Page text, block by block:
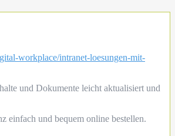
workplace/intranet-loesungen-mit-
und Dokumente leicht aktualisiert und
einfach und bequem online bestellen.